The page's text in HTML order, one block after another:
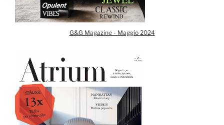
G&G Magazine - Maggio 2024